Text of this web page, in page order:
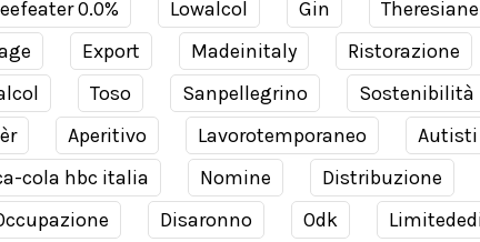
0.0% Lowalcol Gin
Export Madeinitaly Ristorazione
Toso Sanpellegrino
Sostenibilità
Aperitivo Lavorotemporaneo Autisti
cola hbc italia Nomine Distribuzione
Disaronno Odk